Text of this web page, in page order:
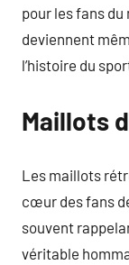
pour les fans
deviennent
l’histoire du
Maillots
Les maillots
cœur des fans
souvent
véritable